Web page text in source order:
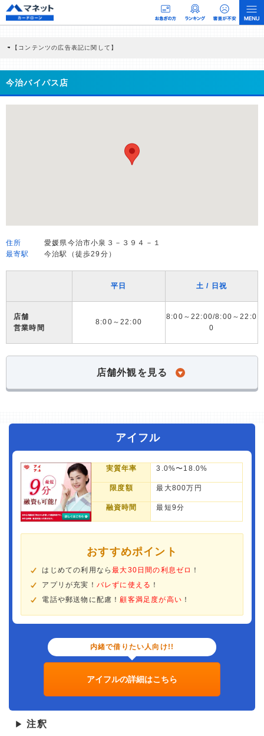
【コンテンツの広告表記に関して】
商品を根拠なくPRするものではなく、当編集部の調査／ユーザーへの口コミ収集な
どに基づき、公平性を担保した情報提供を行っています。
>提携企業一覧
今治バイパス店
住所
愛媛県今治市小泉３－３９４－１
最寄駅
今治駅（徒歩29分）
平日 土 / 日祝
店舗
営業時間
8:00～22:00
8:00～22:00/8:00～22:0
0
店舗外観を見る
アイフル
実質年率 3.0%〜18.0%
限度額 最大800万円
融資時間 最短9分
おすすめポイント
はじめての利用なら最大30日間の利息ゼロ ！
アプリが充実！ バレずに使える ！
電話や郵送物に配慮！顧客満足度が高い ！
内緒で借りたい人向け!!
アイフルの詳細はこちら
▶ 注釈